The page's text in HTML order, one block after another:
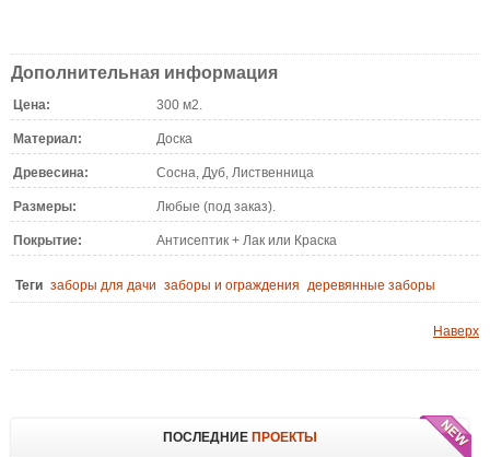
Дополнительная информация
Цена: 300 м2.
Материал: Доска
Древесина: Сосна, Дуб, Лиственница
Размеры: Любые (под заказ).
Покрытие: Антисептик + Лак или Краска
Теги заборы для дачи заборы и ограждения деревянные заборы
Наверх
ПОСЛЕДНИЕПРОЕКТЫ